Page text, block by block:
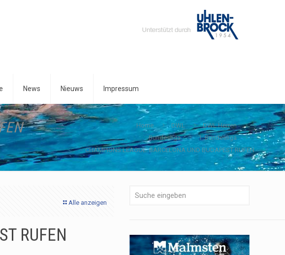
News Nieuws Impressum
Home DWL
DWL Herren
Bundesliga
1. Bundesliga
CHAMPIONS LEAGUE: BARCELONA UND BUDAPEST RUFEN
Alle anzeigen
RUFEN